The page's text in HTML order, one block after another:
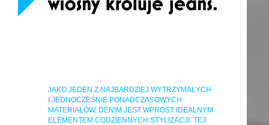
JAKO JEDEN Z NAJBARDZIEJ WYTRZYMAŁYCH
I JEDNOCZEŚNIE PONADCZASOWYCH
MATERIAŁÓW, DENIM JEST WPROST IDEALNYM
ELEMENTEM CODZIENNYCH STYLIZACJI. TEJ